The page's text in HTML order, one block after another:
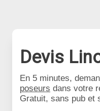
Devis
En 5 minutes,
poseurs dans votre
Gratuit, sans pub et